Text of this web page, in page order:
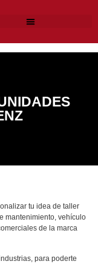
tu idea de taller
mantenimiento, vehículo
de la marca
para poderte